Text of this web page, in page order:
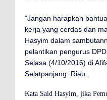
"Jangan harapkan
kerja yang cerdas dan
Hasyim dalam
pelantikan pengurus
Selasa (4/10/2016) di
Selatpanjang, Riau.
Kata Said Hasyim, jika